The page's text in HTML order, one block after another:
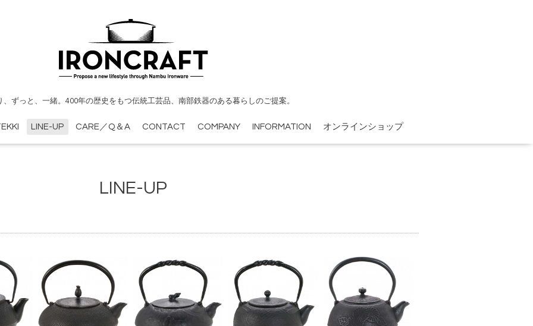
、ずっと、一緒。400年の歴史をもつ伝統工芸品、南部鉄器のある暮らしのご提案。
LINE-UP CARE／Q＆A CONTACT COMPANY INFORMATION オンラインショップ
LINE-UP